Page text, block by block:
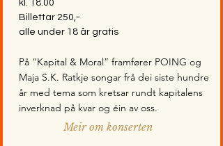
kl. 18.00
Billettar 250,-
alle under 18 år gratis
På “Kapital & Moral” framfører POING og
Maja S.K. Ratkje songar frå dei siste hundre
år med tema som kretsar rundt kapitalens
inverknad på kvar og éin av oss.
Meir om konserten